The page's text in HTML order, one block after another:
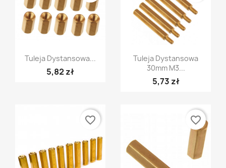
Szybki podgląd
Tuleja Dystansowa...
5,82 zł
Szybki podgląd
Tuleja Dystansowa
30mm M3...
5,73 zł
favorite_border favorite_border